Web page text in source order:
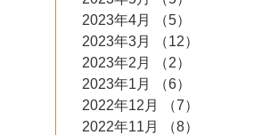
2023年4月
（5）
2023年3月
（12）
2023年2月
（2）
2023年1月
（6）
2022年12月
（7）
2022年11月
（8）